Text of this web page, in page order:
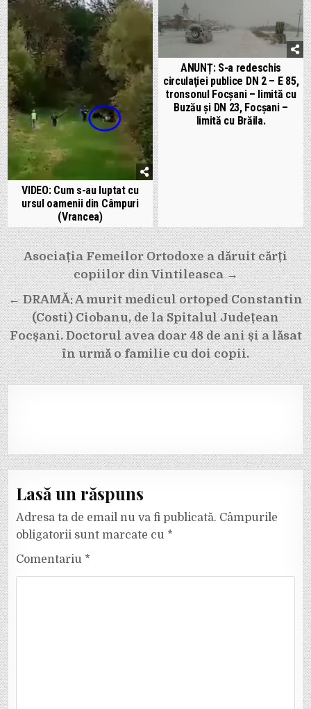
VIDEO: Cum s-au luptat cu
ursul oamenii din Câmpuri
(Vrancea)
ANUNȚ: S-a redeschis
circulaţiei publice DN 2 – E 85,
tronsonul Focşani – limită cu
Buzău şi DN 23, Focşani –
limită cu Brăila.
Navigare
în
articole
Asociația Femeilor Ortodoxe a dăruit cărți
copiilor din Vintileasca →
← DRAMĂ: A murit medicul ortoped Constantin
(Costi) Ciobanu, de la Spitalul Județean
Focșani. Doctorul avea doar 48 de ani și a lăsat
în urmă o familie cu doi copii.
Lasă un răspuns
Adresa ta de email nu va fi publicată. Câmpurile
obligatorii sunt marcate cu *
Comentariu *